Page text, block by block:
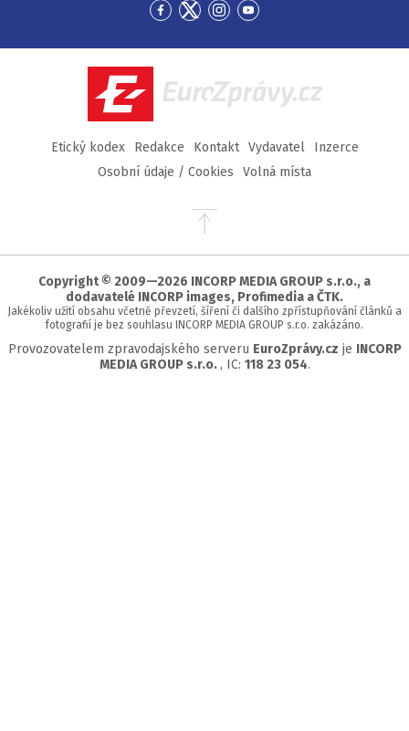
Přejít
Facebook
Přejít
Twitter
Přejít
Instagram
Přejít
YouTube
EuroZprávy.cz
Etický kodex Redakce Kontakt Vydavatel
Inzerce
Osobní údaje / Cookies
Volná místa
Přejít
stránky
Copyright © 2009—2026 INCORP MEDIA GROUP s.r.o., a
dodavatelé INCORP images, Profimedia a ČTK.
Jakékoliv užití obsahu včetně převzetí, šíření či dalšího zpřístupňování článků a
fotografií je bez souhlasu INCORP MEDIA GROUP s.r.o. zakázáno.
Provozovatelem zpravodajského serveru EuroZprávy.cz je INCORP
MEDIA GROUP s.r.o. , IC: 118 23 054.